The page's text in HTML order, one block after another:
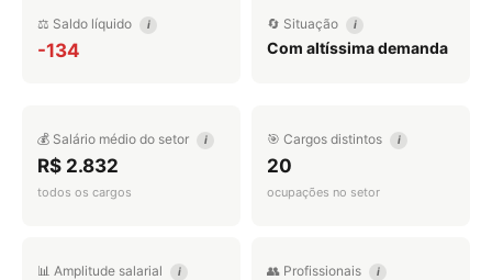
⚖️ Saldo líquido i
-134
🔄 Situação i
Com altíssima demanda
💰 Salário médio do setor i
R$ 2.832
todos os cargos
🎯 Cargos distintos i
20
ocupações no setor
📊 Amplitude salarial i 👥 Profissionais i